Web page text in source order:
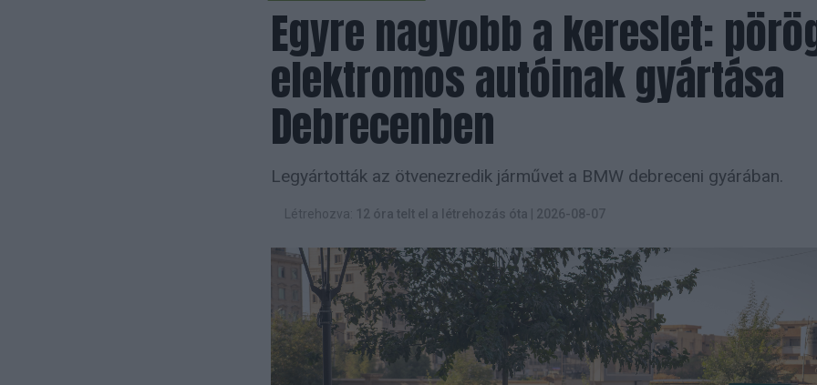
Egyre nagyobb a kereslet:
elektromos autóinak gyártása
Debrecenben
Legyártották az ötvenezredik járművet a BMW debreceni gyárában.
Létrehozva: 12 óra telt el a létrehozás óta 2026-08-07